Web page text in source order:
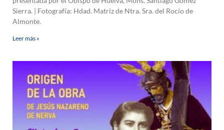
Sierra. | Fotografía: Hdad. Matriz de Ntra. Sra. del Rocío de
Almonte.
Leer más »